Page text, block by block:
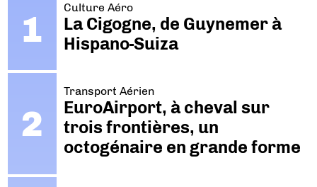
Culture Aéro
La Cigogne, de Guynemer à
Hispano-Suiza
Transport Aérien
EuroAirport, à cheval sur
trois frontières, un
octogénaire en grande forme